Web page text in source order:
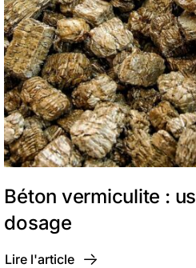
Béton vermiculite :
dosage
Lire l'article